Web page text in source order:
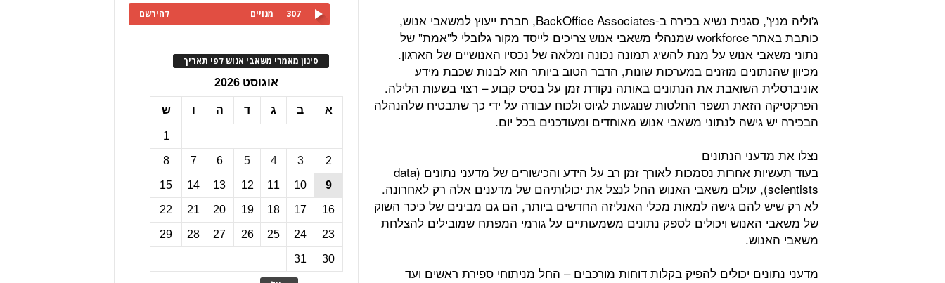
ג'וליה מנץ', סגנית נשיא בכירה ב-BackOffice Associates, חברת ייעוץ למשאבי אנוש,
כותבת באתר workforce שמנהלי משאבי אנוש צריכים לייסד מקור גלובלי ל"אמת" של
נתוני משאבי אנוש על מנת להשיג תמונה נכונה ומלאה של נכסיו האנושיים של הארגון.
מכיוון שהנתונים מוזנים במערכות שונות, הדבר הטוב ביותר הוא לבנות שכבת מידע
אוניברסלית השואבת את הנתונים באותה נקודת זמן על בסיס קבוע – רצוי בשעות הלילה.
הפרקטיקה הזאת תשפר החלטות שנוגעות לגיוס ולכוח עבודה על ידי כך שתבטיח שלהנהלה
הבכירה יש גישה לנתוני משאבי אנוש מאוחדים ומעודכנים בכל יום.
נצלו את מדעני הנתונים
בעוד תעשיות אחרות נסמכות לאורך זמן רב על הידע והכישורים של מדעני נתונים (data
scientists), עולם משאבי האנוש החל לנצל את יכולותיהם של מדענים אלה רק לאחרונה.
לא רק שיש להם גישה למאות מכלי האנליזה החדשים ביותר, הם גם מבינים של כיכר השוק
של משאבי האנוש ויכולים לספק נתונים משמעותיים על גורמי המפתח שמובילים להצלחת
משאבי האנוש.
מדעני נתונים יכולים להפיק בקלות דוחות מורכבים – החל מניתוחי ספירת ראשים ועד
307 מנויים להירשם
סינון מאמרי משאבי אנוש לפי תאריך
אוגוסט 2026
א ב ג ד ה ו ש
1
2
3
4
5
6
7
8
9
10
11
12
13
14
15
16
17
18
19
20
21
22
23
24
25
26
27
28
29
30
31